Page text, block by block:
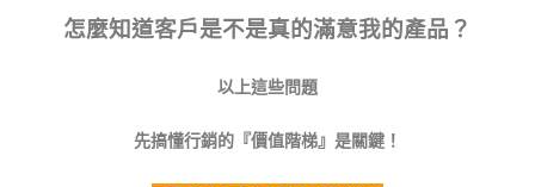
怎麼知道客戶是不是真的滿意我的產品？
以上這些問題
先搞懂行銷的『價值階梯』是關鍵！